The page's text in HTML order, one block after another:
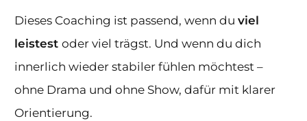
Dieses Coaching ist passend, wenn du viel
leistest oder viel trägst. Und wenn du dich
innerlich wieder stabiler fühlen möchtest –
ohne Drama und ohne Show, dafür mit klarer
Orientierung.